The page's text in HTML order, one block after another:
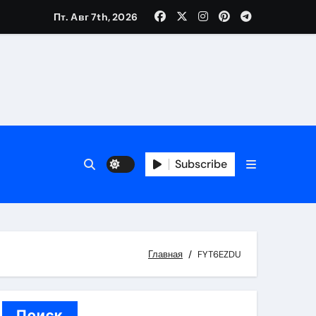
ресниц и депиляции
и обустройства мест отдыха
Пт. Авг 7th, 2026
Subscribe
Главная FYT6EZDU